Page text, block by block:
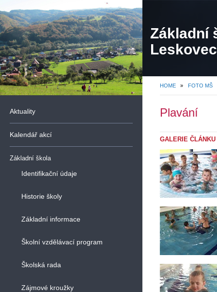
Základní
HOME » FOTO MŠ
Aktuality
Kalendář akcí
Základní škola
Identifikační údaje
Historie školy
Základní informace
Školní vzdělávací program
Školská rada
Zájmové kroužky
Plavání
GALERIE ČLÁNKU